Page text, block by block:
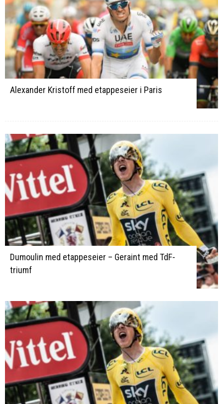
Alexander Kristoff med etappeseier i Paris
Dumoulin med etappeseier – Geraint med TdF-
triumf